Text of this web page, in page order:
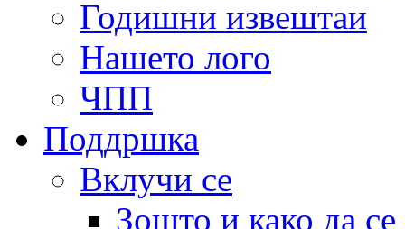
Годишни извештаи
Нашето лого
ЧПП
Поддршка
Вклучи се
Зошто и како да